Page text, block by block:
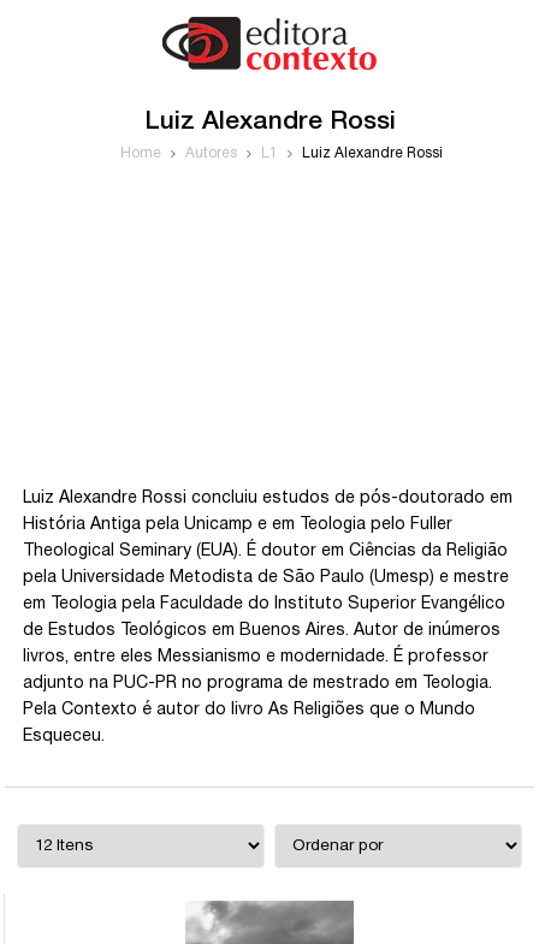
Luiz Alexandre Rossi
Home Autores L1 Luiz Alexandre Rossi
Luiz Alexandre Rossi concluiu estudos de pós-doutorado em
História Antiga pela Unicamp e em Teologia pelo Fuller
Theological Seminary (EUA). É doutor em Ciências da Religião
pela Universidade Metodista de São Paulo (Umesp) e mestre
em Teologia pela Faculdade do Instituto Superior Evangélico
de Estudos Teológicos em Buenos Aires. Autor de inúmeros
livros, entre eles Messianismo e modernidade. É professor
adjunto na PUC-PR no programa de mestrado em Teologia.
Pela Contexto é autor do livro As Religiões que o Mundo
Esqueceu.